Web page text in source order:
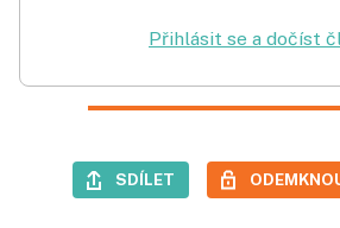
Přihlásit se a dočíst
SDÍLET